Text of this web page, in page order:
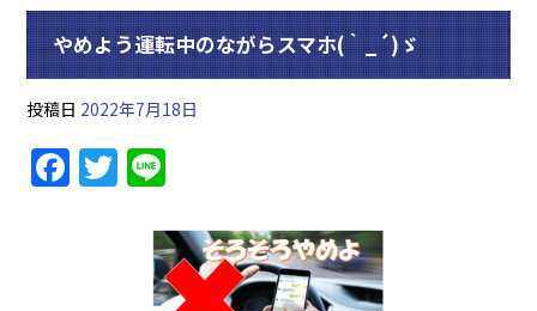
やめよう運転中のながらスマホ(｀_´)ゞ
投稿日 2022年7月18日
F
a
T
w
itt
er
e